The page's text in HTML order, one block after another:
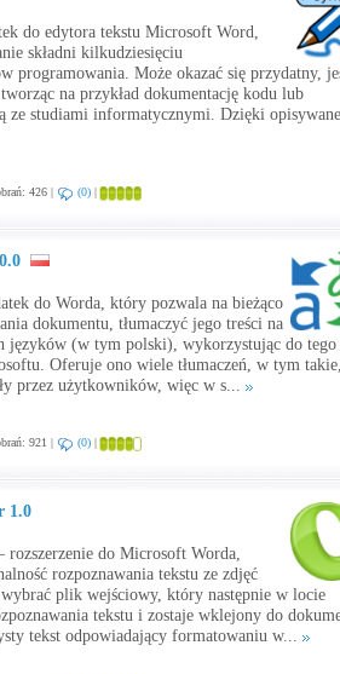
do edytora tekstu Microsoft Word,
składni kilkudziesięciu
programowania. Może okazać się przydatny,
na przykład dokumentację kodu lub
ze studiami informatycznymi. Dzięki
426 | (0) |
do Worda, który pozwala na bieżąco
dokumentu, tłumaczyć jego treści na
języków (w tym polski), wykorzystując do tego
Oferuje ono wiele tłumaczeń, w tym
przez użytkowników, więc w s...
921 | (0) |
1.0
rozszerzenie do Microsoft Worda,
rozpoznawania tekstu ze zdjęć
plik wejściowy, który następnie w locie
tekstu i zostaje wklejony do
tekst odpowiadający formatowaniu w...